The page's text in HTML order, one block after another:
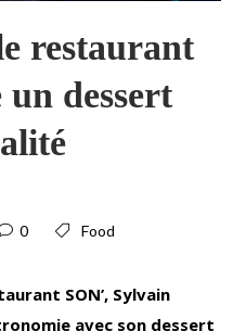
restaurant
un dessert
0 Food
SON’, Sylvain
avec son dessert